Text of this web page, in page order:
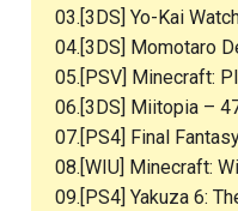
03.[3DS] Yo-Kai
04.[3DS] Momotaro
05.[PSV] Minecraft:
06.[3DS] Miitopia –
07.[PS4] Final
08.[WIU] Minecraft:
09.[PS4] Yakuza 6: